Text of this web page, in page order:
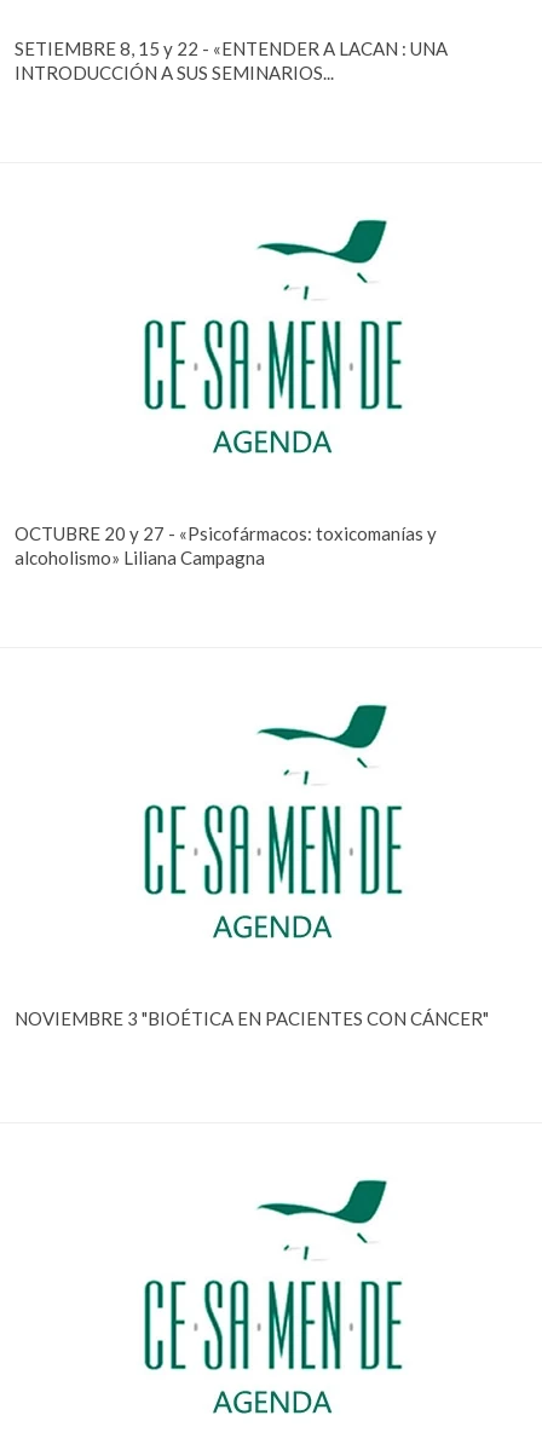
SETIEMBRE 8, 15 y 22 - «ENTENDER A LACAN : UNA
INTRODUCCIÓN A SUS SEMINARIOS...
OCTUBRE 20 y 27 - «Psicofármacos: toxicomanías y
alcoholismo» Liliana Campagna
NOVIEMBRE 3 "BIOÉTICA EN PACIENTES CON CÁNCER"